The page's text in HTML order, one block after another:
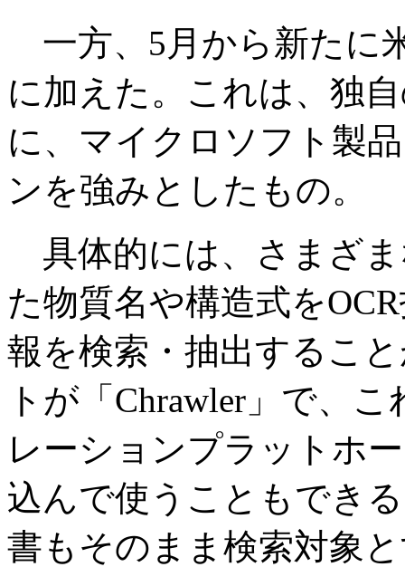
一方、5月から新たに
に加えた。これは、独
に、マイクロソフト製
ンを強みとしたもの。
具体的には、さまざ
た物質名や構造式を
報を検索・抽出するこ
トが「Chrawler」で、
レーションプラットホ
込んで使うこともでき
書もそのまま検索対象